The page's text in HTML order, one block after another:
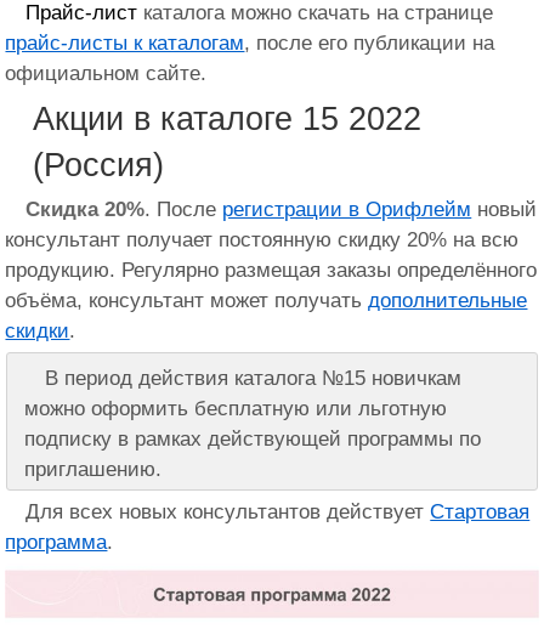
Прайс-лист каталога можно скачать на странице
прайс-листы к каталогам, после его публикации на
официальном сайте.
Акции в каталоге 15 2022
(Россия)
Скидка 20%. После регистрации в Орифлейм новый
консультант получает постоянную скидку 20% на всю
продукцию. Регулярно размещая заказы определённого
объёма, консультант может получатьдополнительные
скидки.
В период действия каталога №15 новичкам
можно оформить бесплатную или льготную
подписку в рамках действующей программы по
приглашению.
Для всех новых консультантов действуетСтартовая
программа.